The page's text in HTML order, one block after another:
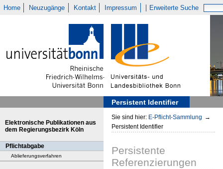
Home Neuzugänge Kontakt Impressum Erweiterte Suche
Persistent Identifier
Elektronische Publikationen aus
dem Regierungsbezirk Köln
Pflichtabgabe
Ablieferungsverfahren
Sie sind hier: E-Pflicht-Sammlung →
Persistent Identifier
Persistente
Referenzierungen